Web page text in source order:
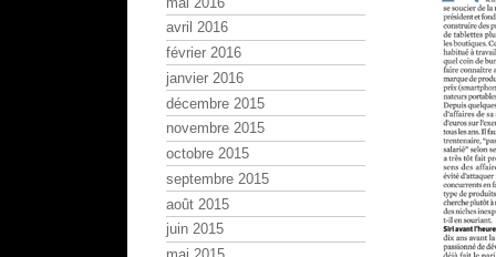
avril 2016
février 2016
janvier 2016
décembre 2015
novembre 2015
octobre 2015
septembre 2015
août 2015
juin 2015